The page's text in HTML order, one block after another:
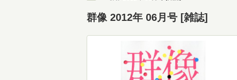
群像 2012年 06月号 [雑誌]